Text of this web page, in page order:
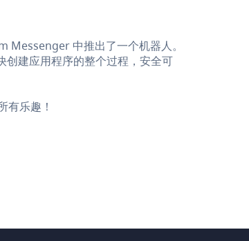
Messenger 中推出了一个机器人。
建应用程序的整个过程，安全可
乐趣！